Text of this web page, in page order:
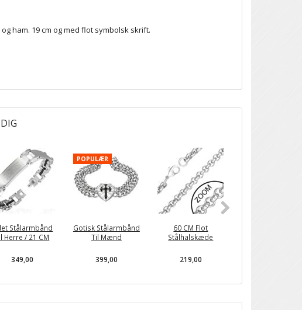
ham. 19 cm og med flot symbolsk skrift.
Stålarmbånd
Herre / 21 CM
349,00
POPULÆR
Gotisk Stålarmbånd
Til Mænd
399,00
60 CM Flot
Stålhalskæde
219,00